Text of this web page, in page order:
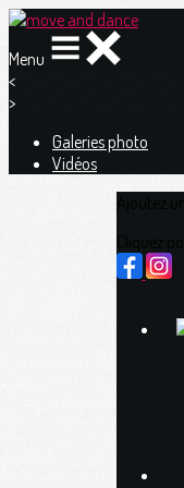
Menu
<
>
Galeries photo
Vidéos